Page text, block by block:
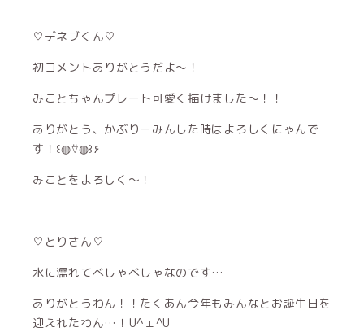
♡デネブくん♡
初コメントありがとうだよ〜！
みことちゃんプレート可愛く描けました〜！！
ありがとう、かぶりーみんした時はよろしくにゃんで
す！꒰◍⍢◍꒱۶
みことをよろしく〜！
♡とりさん♡
水に濡れてべしゃべしゃなのです…
ありがとうわん！！たくあん今年もみんなとお誕生日を
迎えれたわん…！U^ェ^U